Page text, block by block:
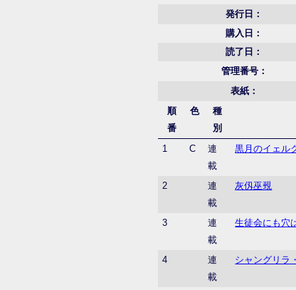
発行日：
購入日：
読了日：
管理番号：
表紙：
順
番
色
種
別
1 C
連
載
黒月のイェル
2
連
載
灰仭巫覡
3
連
載
生徒会にも穴
4
連
載
シャングリラ